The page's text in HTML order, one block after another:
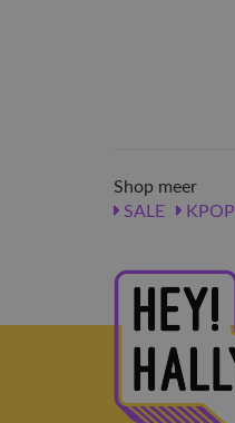
Shop meer
SALE
KPOP